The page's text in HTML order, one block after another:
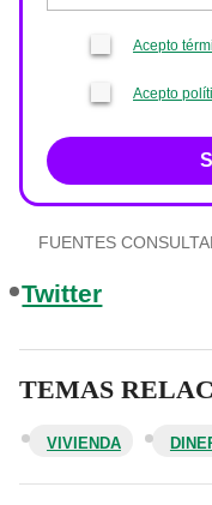
Acepto
Acepto
FUENTES
Twitter
TEMAS
VIVIENDA